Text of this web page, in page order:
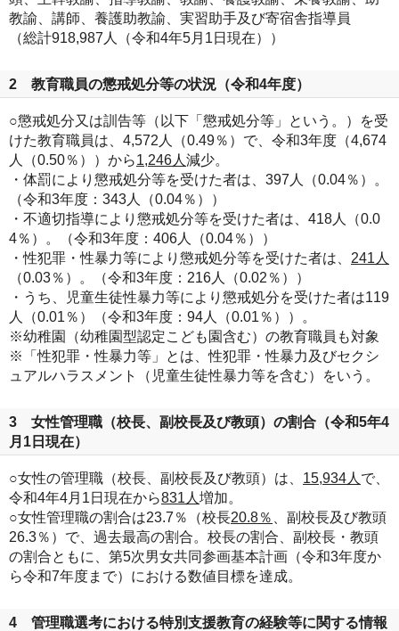
教諭、講師、養護助教諭、実習助手及び寄宿舎指導員
（総計918,987人（令和4年5月1日現在））
2 教育職員の懲戒処分等の状況（令和4年度）
○懲戒処分又は訓告等（以下「懲戒処分等」という。）を受
けた教育職員は、4,572人（0.49％）で、令和3年度（4,674
人（0.50％））から1,246人 減少。
・体罰により懲戒処分等を受けた者は、397人（0.04％）。
（令和3年度：343人（0.04％））
・不適切指導により懲戒処分等を受けた者は、418人（0.0
4％）。（令和3年度：406人（0.04％））
・性犯罪・性暴力等により懲戒処分等を受けた者は、 241人
（0.03％）。（令和3年度：216人（0.02％））
・うち、児童生徒性暴力等により懲戒処分を受けた者は119
人（0.01％）（令和3年度：94人（0.01％））。
※幼稚園（幼稚園型認定こども園含む）の教育職員も対象
※「性犯罪・性暴力等」とは、性犯罪・性暴力及びセクシ
ュアルハラスメント（児童生徒性暴力等を含む）をいう。
3 女性管理職（校長、副校長及び教頭）の割合（令和5年4
月1日現在）
○女性の管理職（校長、副校長及び教頭）は、 15,934人 で、
令和4年4月1日現在から831人 増加。
○女性管理職の割合は23.7％（校長20.8％
、副校長及び教頭
26.3％）で、過去最高の割合。校長の割合、副校長・教頭
の割合ともに、第5次男女共同参画基本計画（令和3年度か
ら令和7年度まで）における数値目標を達成。
4 管理職選考における特別支援教育の経験等に関する情報